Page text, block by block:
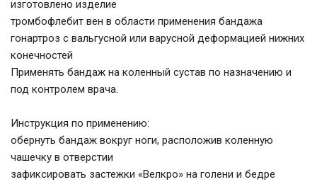
изготовлено изделие
тромбофлебит вен в области применения бандажа
гонартроз с вальгусной или варусной деформацией нижних
конечностей
Применять бандаж на коленный сустав по назначению и
под контролем врача.
Инструкция по применению:
обернуть бандаж вокруг ноги, расположив коленную
чашечку в отверстии
зафиксировать застежки «Велкро» на голени и бедре